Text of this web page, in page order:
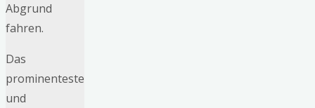
Abgrund
fahren.
Das
prominenteste
und